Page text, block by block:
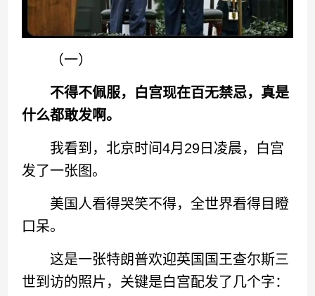
（一）
不得不佩服，白宫现在百无禁忌，真是
什么都敢发啊。
我看到，北京时间4月29日凌晨，白宫
发了一张图。
美国人看得哭笑不得，全世界看得目瞪
口呆。
这是一张特朗普欢迎英国国王查尔斯三
世到访的照片，关键是白宫配发了几个字：